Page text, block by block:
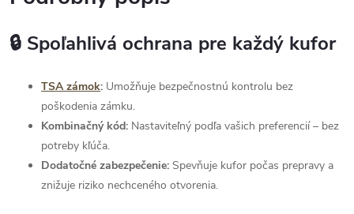
🔒 Spoľahlivá ochrana pre každý kufor
TSA zámok: Umožňuje bezpečnostnú kontrolu bez
poškodenia zámku.
Kombinačný kód: Nastaviteľný podľa vašich preferencií – bez
potreby kľúča.
Dodatočné zabezpečenie: Spevňuje kufor počas prepravy a
znižuje riziko nechceného otvorenia.